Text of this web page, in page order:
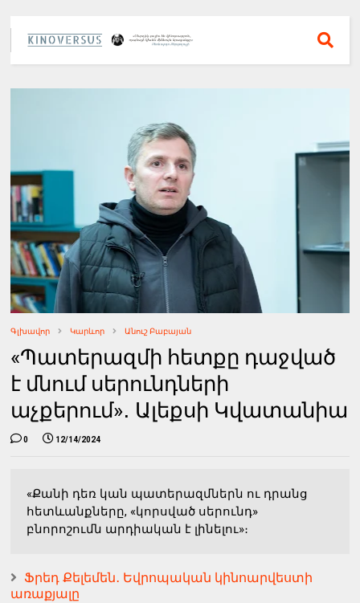
Գլխավոր Կարևոր Անուշ Բաբայան
«Պատերազմի հետքը դաջված
է մնում սերունդների
աչքերում»․ Ալեքսի Կվատանիա
0 12/14/2024
«Քանի դեռ կան պատերազմներն ու դրանց
հետևանքները, «կորսված սերունդ»
բնորոշումն արդիական է լինելու»։
Ֆրեդ Քելեմեն․ Եվրոպական կինոարվեստի
առաքյալը